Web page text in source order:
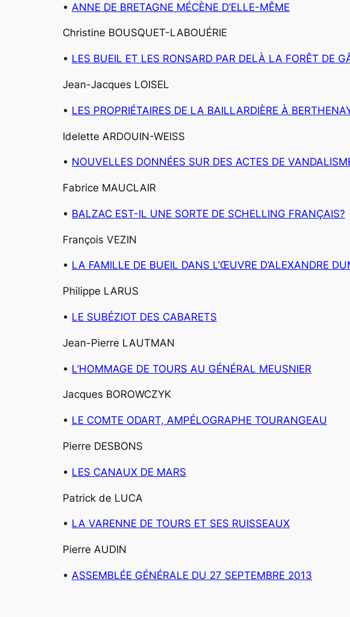
• ANNE DE BRETAGNE MÉCÈNE D’ELLE-MÊME
Christine BOUSQUET-LABOUÉRIE
• LES BUEIL ET LES RONSARD PAR DELÀ LA FORÊT DE
Jean-Jacques LOISEL
• LES PROPRIÉTAIRES DE LA BAILLARDIÈRE À
Idelette ARDOUIN-WEISS
• NOUVELLES DONNÉES SUR DES ACTES DE
Fabrice MAUCLAIR
• BALZAC EST-IL UNE SORTE DE SCHELLING FRANÇAIS?
François VEZIN
• LA FAMILLE DE BUEIL DANS L’ŒUVRE D’ALEXANDRE
Philippe LARUS
• LE SUBÉZIOT DES CABARETS
Jean-Pierre LAUTMAN
• L’HOMMAGE DE TOURS AU GÉNÉRAL MEUSNIER
Jacques BOROWCZYK
• LE COMTE ODART, AMPÉLOGRAPHE TOURANGEAU
Pierre DESBONS
• LES CANAUX DE MARS
Patrick de LUCA
• LA VARENNE DE TOURS ET SES RUISSEAUX
Pierre AUDIN
• ASSEMBLÉE GÉNÉRALE DU 27 SEPTEMBRE 2013